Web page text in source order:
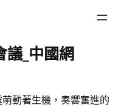
議_中國網
動著生機，奏響奮進的